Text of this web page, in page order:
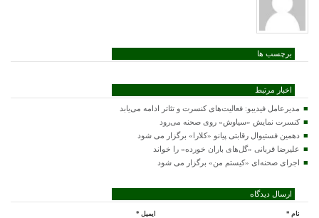
برچسب ها
اخبار مرتبط
مدیرعامل فیدیبو: فعالیت‌های کنسرت و تئاتر ادامه می‌یابد
کنسرت‌ نمایش «سیاوش» روی صحنه می‌رود
دهمین فستیوال رقابتی پیانو «کلارا» برگزار می شود
علیرضا قربانی «گل‌های باران خورده» را خواند
اجرای صحنه‌ای «کیستم من» برگزار می شود
ارسال دیدگاه
نام * ایمیل *